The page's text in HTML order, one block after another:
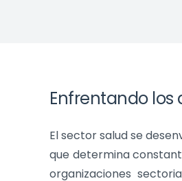
Enfrentando los
El sector salud se
que determina
organizaciones